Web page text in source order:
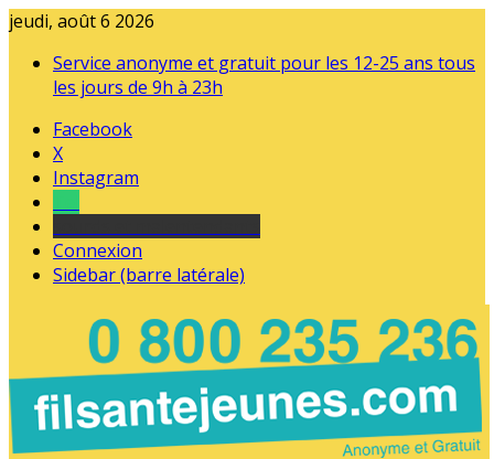
jeudi, août 6 2026
Service anonyme et gratuit pour les 12-25 ans tous
les jours de 9h à 23h
Facebook
X
Instagram
Connexion
Sidebar (barre latérale)